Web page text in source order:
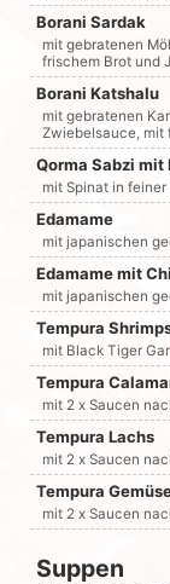
Borani Sardak
mit gebratenen
frischem Brot und
Borani Katshalu
mit gebratenen
Zwiebelsauce, mit
Qorma Sabzi mit
mit Spinat in
Edamame
mit japanischen
Edamame mit
mit japanischen
Tempura
mit Black Tiger
Tempura
mit 2 x Saucen
Tempura Lachs
mit 2 x Saucen
Tempura
mit 2 x Saucen
Suppen